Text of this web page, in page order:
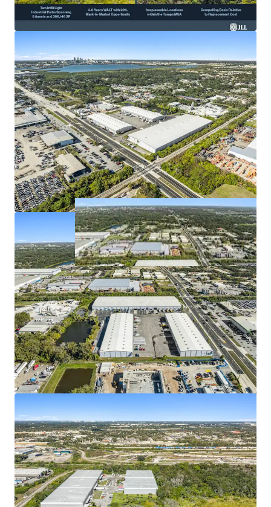
boosting investment appeal.
over five years supports
strong growth potential.
Prime access: I-275, U.S. 19 & 92 enhance last-mile
logistics capabilities.
High barriers to entry andexceptional market rent
growthcatalyze value.